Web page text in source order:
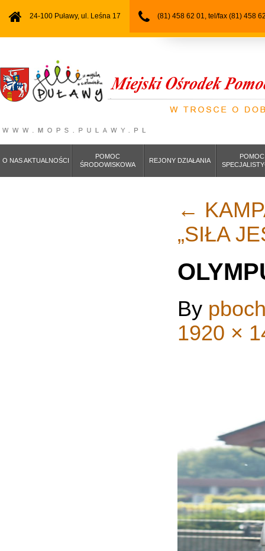
24-100 Puławy, ul. Leśna 17 (81) 458 62 01, tel/fax (81) 458
O NAS AKTUALNOŚCI
POMOC
ŚRODOWISKOWA
REJONY DZIAŁANIA
POMOC
←
„SIŁA
By
1920 ×